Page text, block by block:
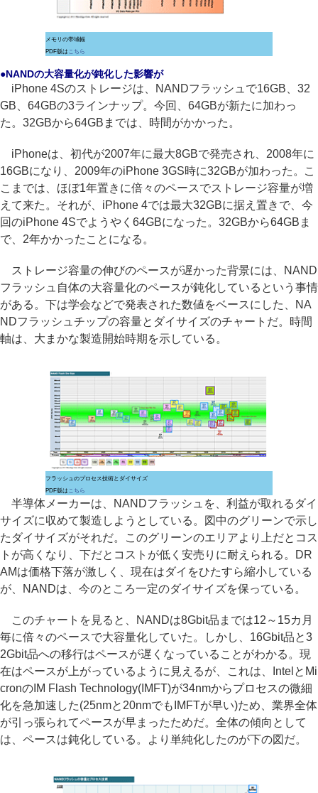
メモリの帯域幅
PDF版は こちら
●NANDの大容量化が鈍化した影響が
iPhone 4Sのストレージは、NANDフラッシュで16GB、32
GB、64GBの3ラインナップ。今回、64GBが新たに加わっ
た。32GBから64GBまでは、時間がかかった。
iPhoneは、初代が2007年に最大8GBで発売され、2008年に
16GBになり、2009年のiPhone 3GS時に32GBが加わった。こ
こまでは、ほぼ1年置きに倍々のペースでストレージ容量が増
えて来た。それが、iPhone 4では最大32GBに据え置きで、今
回のiPhone 4Sでようやく64GBになった。32GBから64GBま
で、2年かかったことになる。
ストレージ容量の伸びのペースが遅かった背景には、NAND
フラッシュ自体の大容量化のペースが鈍化しているという事情
がある。下は学会などで発表された数値をベースにした、NA
NDフラッシュチップの容量とダイサイズのチャートだ。時間
軸は、大まかな製造開始時期を示している。
フラッシュのプロセス技術とダイサイズ
PDF版は こちら
半導体メーカーは、NANDフラッシュを、利益が取れるダイ
サイズに収めて製造しようとしている。図中のグリーンで示し
たダイサイズがそれだ。このグリーンのエリアより上だとコス
トが高くなり、下だとコストが低く安売りに耐えられる。DR
AMは価格下落が激しく、現在はダイをひたすら縮小している
が、NANDは、今のところ一定のダイサイズを保っている。
このチャートを見ると、NANDは8Gbit品までは12～15カ月
毎に倍々のペースで大容量化していた。しかし、16Gbit品と3
2Gbit品への移行はペースが遅くなっていることがわかる。現
在はペースが上がっているように見えるが、これは、IntelとMi
cronのIM Flash Technology(IMFT)が34nmからプロセスの微細
化を急加速した(25nmと20nmでもIMFTが早い)ため、業界全体
が引っ張られてペースが早まったためだ。全体の傾向として
は、ペースは鈍化している。より単純化したのが下の図だ。